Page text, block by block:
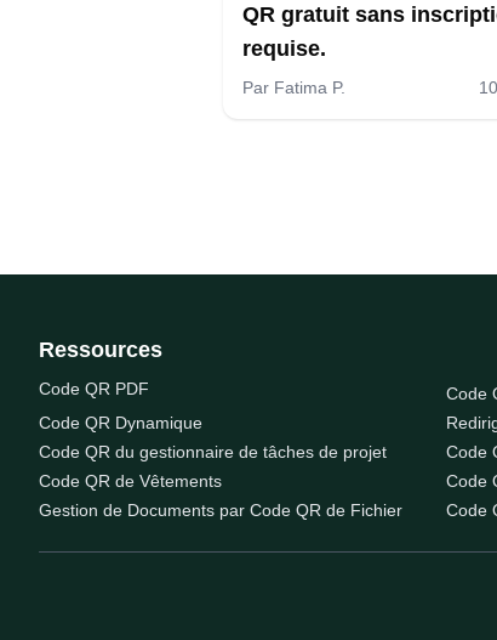
QR gratuit sans
requise.
Par Fatima P.
Ressources
Code QR PDF
Code
Code QR Dynamique
Code QR du gestionnaire de tâches de projet
Code
Code QR de Vêtements
Code
Gestion de Documents par Code QR de Fichier
Code